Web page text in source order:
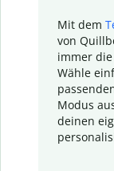
Mit dem
von
immer
Wähle
Modus
deinen